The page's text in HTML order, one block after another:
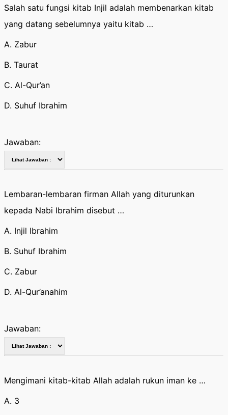
Salah satu fungsi kitab Injil adalah membenarkan kitab
yang datang sebelumnya yaitu kitab …
A. Zabur
B. Taurat
C. Al-Qur’an
D. Suhuf Ibrahim
Jawaban:
Lembaran-lembaran firman Allah yang diturunkan
kepada Nabi Ibrahim disebut …
A. Injil Ibrahim
B. Suhuf Ibrahim
C. Zabur
D. Al-Qur’anahim
Jawaban:
Mengimani kitab-kitab Allah adalah rukun iman ke …
A. 3